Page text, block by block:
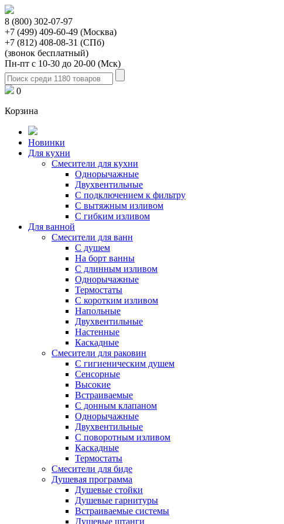
8 (800) 302-07-97
+7 (499) 409-60-49 (Москва)
+7 (812) 408-08-31 (СПб)
(звонок бесплатный)
Пн-пт с 10-30 до 20-00 (Мск)
0
Корзина
Новинки
Для кухни
Смесители для кухни
Однорычажные
Двухвентильные
С подключением к фильтру
С вытяжным изливом
С гибким изливом
Для ванной
Смесители для ванн
С душем
На борт ванны
С длинным изливом
Однорычажные
Термостаты
С коротким изливом
Напольные
Двухвентильные
Настенные
Каскадные
Смесители для раковин
С гигиеническим душем
Сенсорные
Высокие
Встраиваемые
С донным клапаном
Однорычажные
Двухвентильные
С поворотным изливом
Каскадные
Термостаты
Смесители для биде
Душевая программа
Душевые стойки
Душевые гарнитуры
Встраиваемые системы
Душевые штанги